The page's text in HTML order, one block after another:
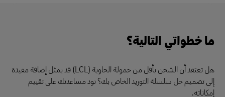
ما خطواتي التالية؟
هل تعتقد أن الشحن بأقل من حمولة الحاوية (LCL) قد يمثل إضافة مفيدة
إلى تصميم حل سلسلة التوريد الخاص بك؟ نود مساعدتك على تقييم
إمكاناته.